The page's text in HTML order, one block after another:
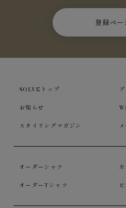
チャコールは都会的でクリーン
登録ペー
SOLVEトップ
お知らせ
スタイリングマガジン
オーダーシャツ
オーダーTシャツ